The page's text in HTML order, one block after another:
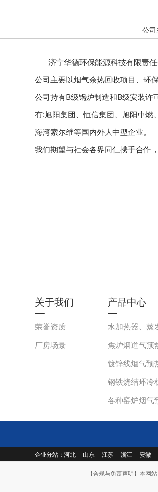
公司
济宁华德环保能源科技有限责
公司主要以烟气余热回收项目、环
公司持有B级锅炉制造和B级安装
有:旭阳集团、恒信集团、旭阳中燃
海湾索尔维等国内外大中型企业。
我们期望与社会各界同仁携手合作
关于我们
荣誉资质
厂房场景
产品中心
水加热器、蒸
焦炉烟道气预
镀锌线烟气预
钢铁烧结环冷
各种窑炉烟气
企业分站： 河北 山东 江苏 浙江 安徽
【合规与免责声明】本网